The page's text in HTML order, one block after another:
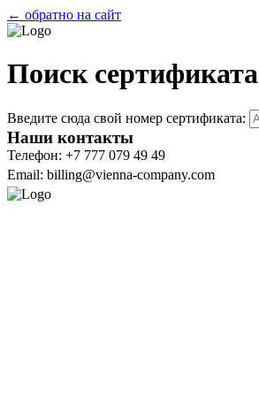
← обратно на сайт
Поиск сертификата
Введите сюда свой номер сертификата:
Наши контакты
Телефон: +7 777 079 49 49
Email: billing@vienna-company.com